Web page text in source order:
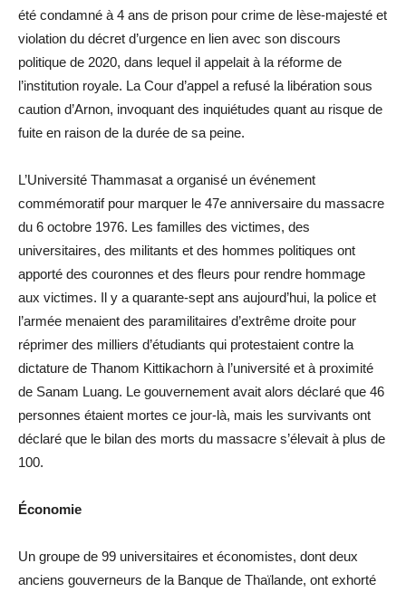
été condamné à 4 ans de prison pour crime de lèse-majesté et
violation du décret d’urgence en lien avec son discours
politique de 2020, dans lequel il appelait à la réforme de
l’institution royale. La Cour d’appel a refusé la libération sous
caution d’Arnon, invoquant des inquiétudes quant au risque de
fuite en raison de la durée de sa peine.
L’Université Thammasat a organisé un événement
commémoratif pour marquer le 47e anniversaire du massacre
du 6 octobre 1976. Les familles des victimes, des
universitaires, des militants et des hommes politiques ont
apporté des couronnes et des fleurs pour rendre hommage
aux victimes. Il y a quarante-sept ans aujourd’hui, la police et
l’armée menaient des paramilitaires d’extrême droite pour
réprimer des milliers d’étudiants qui protestaient contre la
dictature de Thanom Kittikachorn à l’université et à proximité
de Sanam Luang. Le gouvernement avait alors déclaré que 46
personnes étaient mortes ce jour-là, mais les survivants ont
déclaré que le bilan des morts du massacre s’élevait à plus de
100.
Économie
Un groupe de 99 universitaires et économistes, dont deux
anciens gouverneurs de la Banque de Thaïlande, ont exhorté